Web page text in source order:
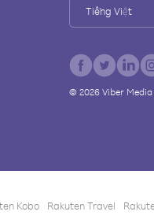
Tiếng Việt
© 2026Viber Media
Kobo Rakuten Travel